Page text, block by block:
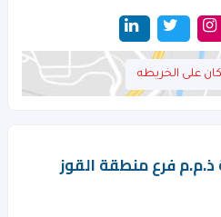
على الخريطه
ذ.م.م فرع منطقة القوز